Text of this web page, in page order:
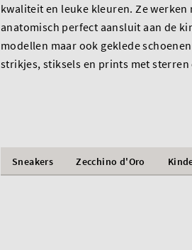
kwaliteit en leuke kleuren. Ze
anatomisch perfect aansluit aan de
modellen maar ook geklede
strikjes, stiksels en prints met
Sneakers Zecchino d'Oro